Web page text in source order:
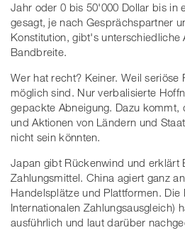
Jahr oder 0 bis 50'000 Dollar bis in
gesagt, je nach Gesprächspartner
Konstitution, gibt's unterschiedliche
Bandbreite.
Wer hat recht? Keiner. Weil seriöse
möglich sind. Nur verbalisierte
gepackte Abneigung. Dazu kommt,
und Aktionen von Ländern und
nicht sein könnten.
Japan gibt Rückenwind und erklärt
Zahlungsmittel. China agiert ganz
Handelsplätze und Plattformen. Die
Internationalen Zahlungsausgleich)
ausführlich und laut darüber